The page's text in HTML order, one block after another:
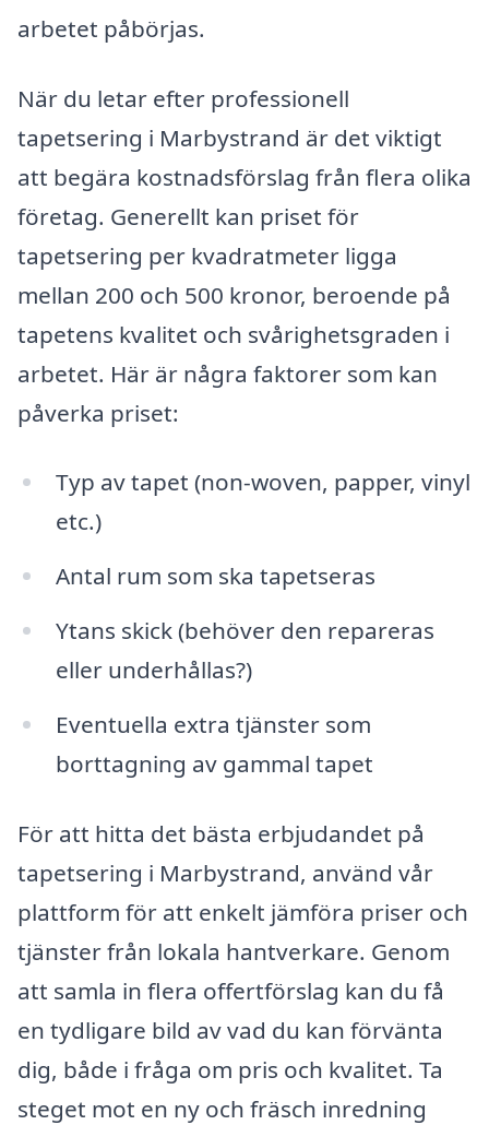
arbetet påbörjas.
När du letar efter professionell
tapetsering i Marbystrand är det viktigt
att begära kostnadsförslag från flera olika
företag. Generellt kan priset för
tapetsering per kvadratmeter ligga
mellan 200 och 500 kronor, beroende på
tapetens kvalitet och svårighetsgraden i
arbetet. Här är några faktorer som kan
påverka priset:
Typ av tapet (non-woven, papper, vinyl
etc.)
Antal rum som ska tapetseras
Ytans skick (behöver den repareras
eller underhållas?)
Eventuella extra tjänster som
borttagning av gammal tapet
För att hitta det bästa erbjudandet på
tapetsering i Marbystrand, använd vår
plattform för att enkelt jämföra priser och
tjänster från lokala hantverkare. Genom
att samla in flera offertförslag kan du få
en tydligare bild av vad du kan förvänta
dig, både i fråga om pris och kvalitet. Ta
steget mot en ny och fräsch inredning